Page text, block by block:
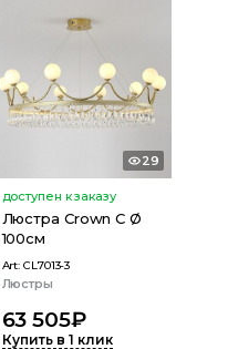
29
доступен к заказу
Люстра Crown C Ø
100см
Art: CL7013-3
Люстры
63 505₽
Купить в 1 клик